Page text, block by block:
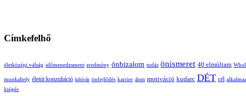
Címkefelhő
életközépi válság időmenedzsment eredmény önbizalom tudás önismeret 40 elmúltam
munkahely életút konzultáció kihívás önfejlődés karrier álom motiváció kudarc DÉT cél
kiégés